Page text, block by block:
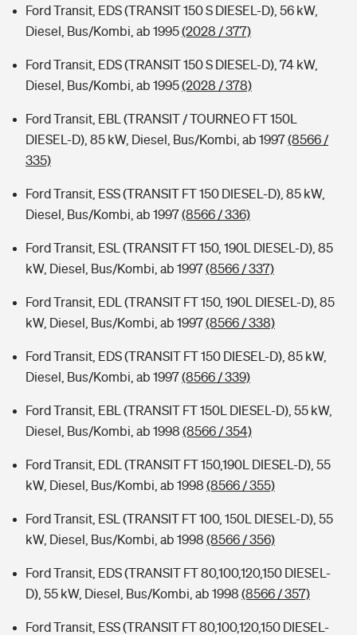
Ford Transit, EDS (TRANSIT 150 S DIESEL-D), 56 kW,
Diesel, Bus/Kombi, ab 1995(2028 / 377)
Ford Transit, EDS (TRANSIT 150 S DIESEL-D), 74 kW,
Diesel, Bus/Kombi, ab 1995(2028 / 378)
Ford Transit, EBL (TRANSIT / TOURNEO FT 150L
DIESEL-D), 85 kW, Diesel, Bus/Kombi, ab 1997(8566 /
335)
Ford Transit, ESS (TRANSIT FT 150 DIESEL-D), 85 kW,
Diesel, Bus/Kombi, ab 1997(8566 / 336)
Ford Transit, ESL (TRANSIT FT 150, 190L DIESEL-D), 85
kW, Diesel, Bus/Kombi, ab 1997(8566 / 337)
Ford Transit, EDL (TRANSIT FT 150, 190L DIESEL-D), 85
kW, Diesel, Bus/Kombi, ab 1997(8566 / 338)
Ford Transit, EDS (TRANSIT FT 150 DIESEL-D), 85 kW,
Diesel, Bus/Kombi, ab 1997(8566 / 339)
Ford Transit, EBL (TRANSIT FT 150L DIESEL-D), 55 kW,
Diesel, Bus/Kombi, ab 1998 (8566 / 354)
Ford Transit, EDL (TRANSIT FT 150,190L DIESEL-D), 55
kW, Diesel, Bus/Kombi, ab 1998 (8566 / 355)
Ford Transit, ESL (TRANSIT FT 100, 150L DIESEL-D), 55
kW, Diesel, Bus/Kombi, ab 1998 (8566 / 356)
Ford Transit, EDS (TRANSIT FT 80,100,120,150 DIESEL-
D), 55 kW, Diesel, Bus/Kombi, ab 1998 (8566 / 357)
Ford Transit, ESS (TRANSIT FT 80,100,120,150 DIESEL-